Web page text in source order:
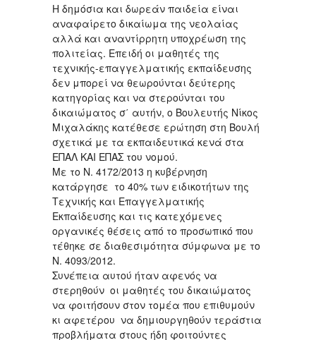
Η δημόσια και δωρεάν παιδεία είναι
αναφαίρετο δικαίωμα της νεολαίας
αλλά και αναντίρρητη υποχρέωση της
πολιτείας. Επειδή οι μαθητές της
τεχνικής-επαγγελματικής εκπαίδευσης
δεν μπορεί να θεωρούνται δεύτερης
κατηγορίας και να στερούνται του
δικαιώματος σ΄ αυτήν, ο Βουλευτής Νίκος
Μιχαλάκης κατέθεσε ερώτηση στη Βουλή
σχετικά με τα εκπαιδευτικά κενά στα
ΕΠΑΛ ΚΑΙ ΕΠΑΣ του νομού.
Με το Ν. 4172/2013 η κυβέρνηση
κατάργησε το 40% των ειδικοτήτων της
Τεχνικής και Επαγγελματικής
Εκπαίδευσης και τις κατεχόμενες
οργανικές θέσεις από το προσωπικό που
τέθηκε σε διαθεσιμότητα σύμφωνα με το
Ν. 4093/2012.
Συνέπεια αυτού ήταν αφενός να
στερηθούν οι μαθητές του δικαιώματος
να φοιτήσουν στον τομέα που επιθυμούν
κι αφετέρου να δημιουργηθούν τεράστια
προβλήματα στους ήδη φοιτούντες